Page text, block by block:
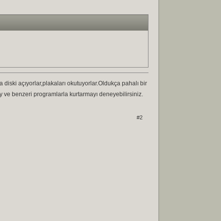
açıyorlar,plakaları okutuyorlar.Oldukça pahalı bir
ve benzeri programlarla kurtarmayı deneyebilirsiniz.
#2